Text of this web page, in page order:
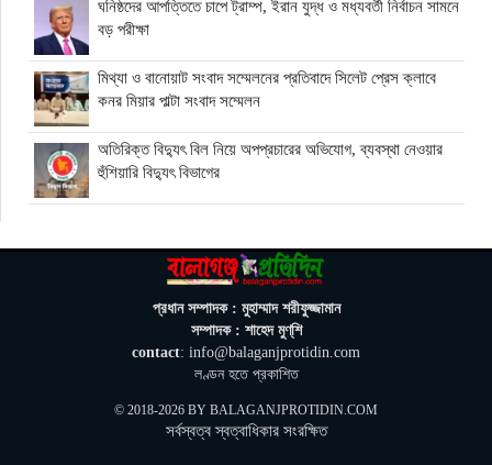
ঘনিষ্ঠদের আপত্তিতে চাপে ট্রাম্প, ইরান যুদ্ধ ও মধ্যবর্তী নির্বাচন সামনে
বড় পরীক্ষা
মিথ্যা ও বানোয়াট সংবাদ সম্মেলনের প্রতিবাদে সিলেট প্রেস ক্লাবে
কনর মিয়ার পাল্টা সংবাদ সম্মেলন
অতিরিক্ত বিদ্যুৎ বিল নিয়ে অপপ্রচারের অভিযোগ, ব্যবস্থা নেওয়ার
হুঁশিয়ারি বিদ্যুৎ বিভাগের
ইরানে নতুন হামলা স্থগিত ট্রাম্পের, দ্রুত চুক্তির ইঙ্গিত
বালাগঞ্জে শিশু-কিশোরদের মসজিদমুখী করতে ব্যতিক্রমী উদ্যোগ, ৩৩
জনকে পুরস্কার প্রদান
এনআইডি সংশোধন সহজ করতে চার সদস্যের কমিটি গঠন ইসির
প্রধান সম্পাদক : মুহাম্মাদ শরীফুজ্জামান
সম্পাদক : শাহেদ মুণ্‌শি
contact: info@balaganjprotidin.com
লণ্ডন হতে প্রকাশিত
© 2018-2026 BY BALAGANJPROTIDIN.COM
সর্বস্বত্ব স্বত্বাধিকার সংরক্ষিত